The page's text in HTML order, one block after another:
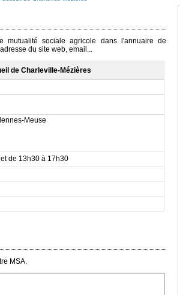
mutualité sociale agricole dans l'annuaire de
du site web, email...
de Charleville-Mézières
Meuse
de 13h30 à 17h30
MSA.